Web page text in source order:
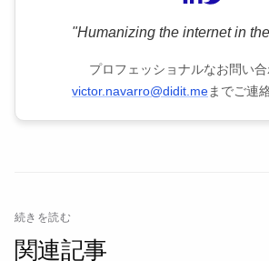
"Humanizing the internet in
プロフェッショナルなお問い合
victor.navarro@didit.meまでご連
続きを読む
関連記事